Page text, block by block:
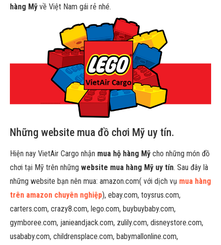
hàng Mỹ về Việt Nam gái rẻ nhé.
Những website mua đồ chơi Mỹ uy tín.
Hiện nay VietAir Cargo nhận mua hộ hàng Mỹ cho những món đồ
chơi tại Mỹ trên những website mua hàng Mỹ uy tín. Sau đây là
những website bạn nên mua: amazon.com( với dịch vụ mua hàng
trên amazon chuyên nghiệp), ebay.com, toysrus.com,
carters.com, crazy8.com, lego.com, buybuybaby.com,
gymboree.com, janieandjack.com, zulily.com, disneystore.com,
usababy.com, childrensplace.com, babymallonline.com,